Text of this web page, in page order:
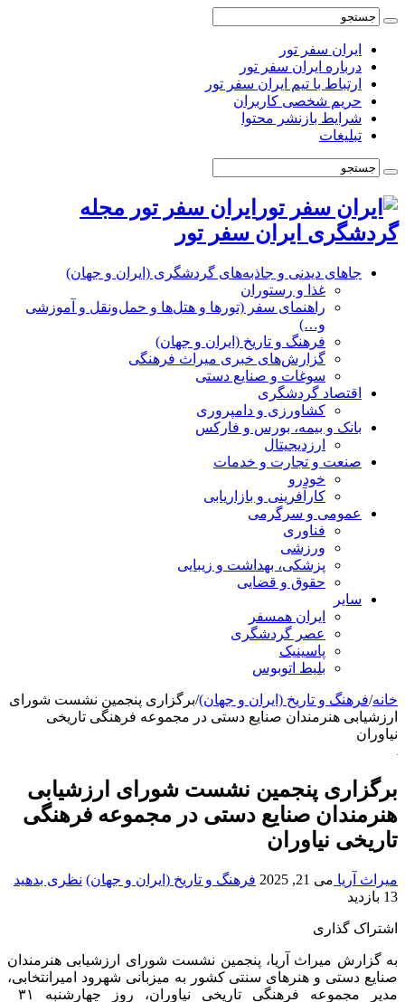
ایران سفر تور
درباره ایران سفر تور
ارتباط با تیم ایران سفر تور
حریم شخصی کاربران
شرایط بازنشر محتوا
تبلیغات
ایران سفر تور مجله
گردشگری ایران سفر تور
جاهای دیدنی و جاذبه‌های گردشگری (ایران و جهان)
غذا و رستوران
راهنمای سفر (تورها و هتل‌ها و حمل‌و‌نقل و آموزشی
و…)
فرهنگ و تاریخ (ایران و جهان)
گزارش‌های خبری میراث فرهنگی
سوغات و صنایع دستی
اقتصاد گردشگری
کشاورزی و دامپروری
بانک و بیمه، بورس و فارکس
ارزدیجیتال
صنعت و تجارت و خدمات
خودرو
کارآفرینی و بازاریابی
عمومی و سرگرمی
فناوری
ورزشی
پزشکی، بهداشت و زیبایی
حقوق و قضایی
سایر
ایران همسفر
عصر گردشگری
پاسینیک
بلیط اتوبوس
خانه/فرهنگ و تاریخ (ایران و جهان)/برگزاری پنجمین نشست شورای
ارزشیابی هنرمندان صنایع دستی در مجموعه فرهنگی تاریخی
نیاوران
برگزاری پنجمین نشست شورای ارزشیابی
هنرمندان صنایع دستی در مجموعه فرهنگی
تاریخی نیاوران
میراث آریا می 21, 2025 فرهنگ و تاریخ (ایران و جهان) نظری بدهید
13 بازدید
اشتراک گذاری
به گزارش میراث آریا، پنجمین نشست شورای ارزشیابی هنرمندان
صنایع دستی و هنرهای سنتی کشور به میزبانی شهرود امیرانتخابی،